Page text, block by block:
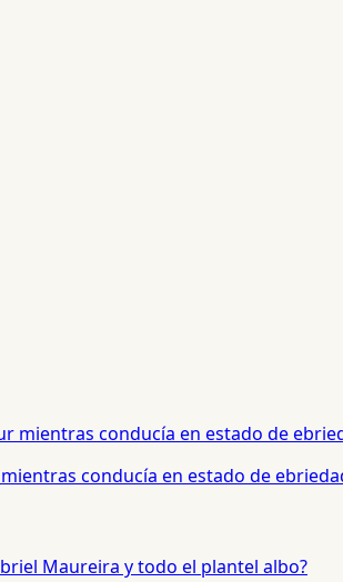
conducía en estado de